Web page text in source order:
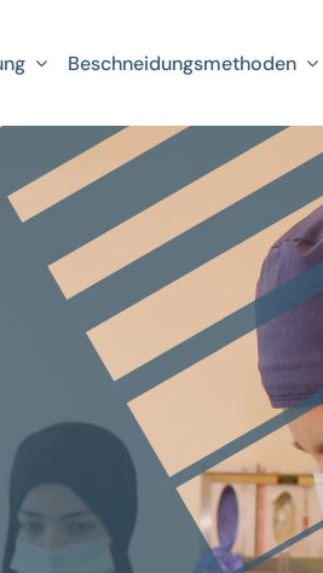
Beschneidungsmethoden